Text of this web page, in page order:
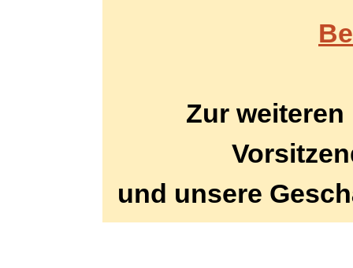
Zur
und unsere